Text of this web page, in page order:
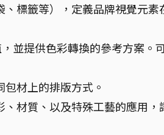
標籤等），定義品牌視覺元素
並提供色彩轉換的參考方案。
材上的排版方式。
材質、以及特殊工藝的應用，